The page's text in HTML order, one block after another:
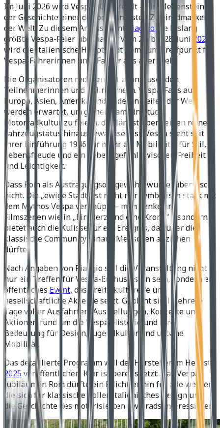
Im Juni 2026 wird Vespa 80 Jahre alt – ein Meilenstein in
der Geschichte einer der bekanntesten Zweiradmarken
der Welt. Zu diesem Anlass plant
Piaggiodie bislang
größte Vespa-Feier überhaupt. Vom 25. bis 28. Juni 2026
wird die italienische Hauptstadt Rom zum Treffpunkt für
Vespa-Fahrerinnen und -Fahrer aus aller Welt.
Die Organisatoren rechnen mit zehntausenden
Teilnehmerinnen und Teilnehmern. Vespa-Fans aus
Europa, Asien, Amerika und anderen Teilen der Welt
werden erwartet, um gemeinsam ein Stück
Motorradkultur zu feiern, das längst über seinen reinen
Fahrzeugstatus hinausgewachsen ist. Vespa steht seit
ihrer Einführung 1946 für mehr als Mobilität – für Stil,
Lebensfreude und ein Lebensgefühl zwischen Freiheit
und Leichtigkeit.
Dass Rom als Austragungsort gewählt wurde, überrascht
nicht. Die „ewige Stadt“ ist nicht nur symbolisch stark mit
dem Mythos Vespa verknüpft – man denke an
Filmszenen wie in „Ein Herz und eine Krone“ – sondern
bietet auch die Kulisse für ein Ereignis, das über die
klassische Community hinaus Menschen anziehen
dürfte.
Nach Angaben von Piaggio soll die Veranstaltung nicht
nur ein Treffen für Vespa-Enthusiasten sein, sondern ein
öffentliches Event, das breite kulturelle und
gesellschaftliche Akzente setzt. Geplant sind mehrere
Tage voller Ausfahrten, Ausstellungen, Konzerte und
Aktionen rund um die Vespa-Historie und ihre
Bedeutung für Design, Jugendkultur und urbane
Mobilität.
Das detaillierte Programm will der Hersteller im Herbst
2025veröffentlichen. Klar ist bereits jetzt: Das Vespa-
Jubiläum in Rom dürfte ein Pflichttermin für alle werden,
die sich für klassische Roller, italienisches Design und
die Geschichte des motorisierten Zweirads interessieren.